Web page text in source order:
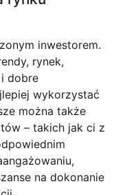
inwestorem.
rynek,
dobre
wykorzystać
można także
– takich jak ci z
na dokonanie